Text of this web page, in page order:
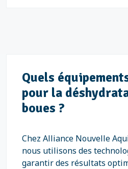
Quels
pour la
boues ?
Chez Alliance Nouvelle
nous utilisons des
garantir des résultats